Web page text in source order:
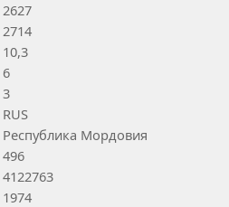
2627
2714
10,3
6
3
RUS
Республика Мордовия
496
4122763
1974